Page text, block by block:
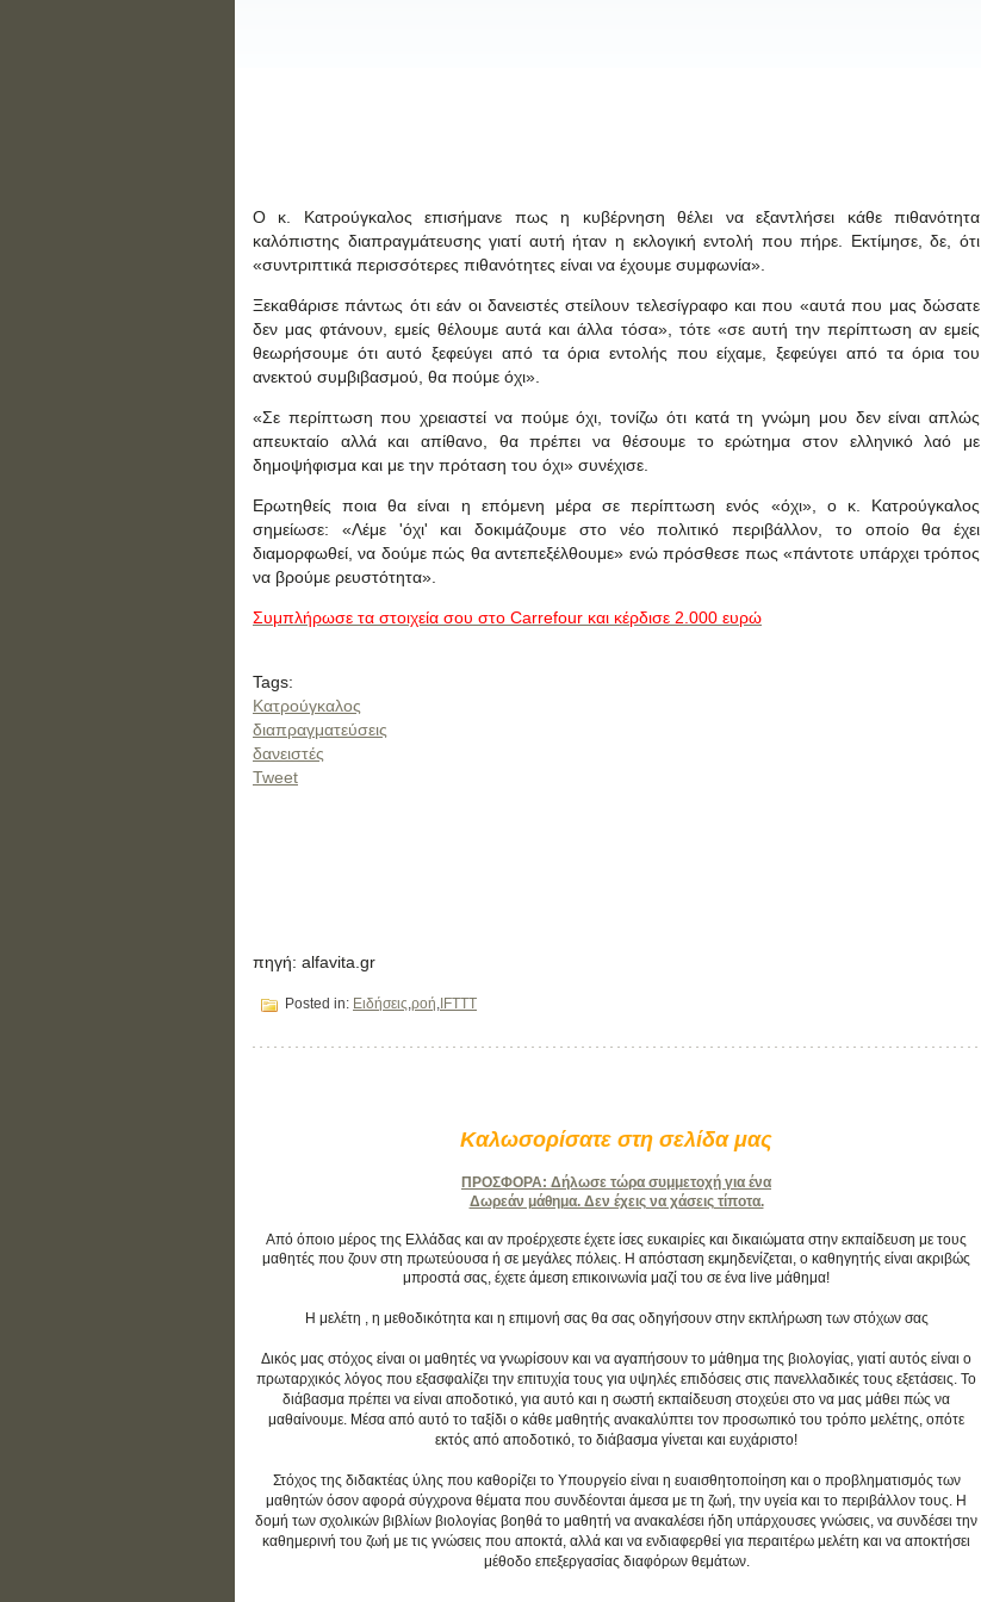
Ο κ. Κατρούγκαλος επισήμανε πως η κυβέρνηση θέλει να εξαντλήσει κάθε πιθανότητα
καλόπιστης διαπραγμάτευσης γιατί αυτή ήταν η εκλογική εντολή που πήρε. Εκτίμησε, δε, ότι
«συντριπτικά περισσότερες πιθανότητες είναι να έχουμε συμφωνία».
Ξεκαθάρισε πάντως ότι εάν οι δανειστές στείλουν τελεσίγραφο και που «αυτά που μας δώσατε
δεν μας φτάνουν, εμείς θέλουμε αυτά και άλλα τόσα», τότε «σε αυτή την περίπτωση αν εμείς
θεωρήσουμε ότι αυτό ξεφεύγει από τα όρια εντολής που είχαμε, ξεφεύγει από τα όρια του
ανεκτού συμβιβασμού, θα πούμε όχι».
«Σε περίπτωση που χρειαστεί να πούμε όχι, τονίζω ότι κατά τη γνώμη μου δεν είναι απλώς
απευκταίο αλλά και απίθανο, θα πρέπει να θέσουμε το ερώτημα στον ελληνικό λαό με
δημοψήφισμα και με την πρόταση του όχι» συνέχισε.
Ερωτηθείς ποια θα είναι η επόμενη μέρα σε περίπτωση ενός «όχι», ο κ. Κατρούγκαλος
σημείωσε: «Λέμε 'όχι' και δοκιμάζουμε στο νέο πολιτικό περιβάλλον, το οποίο θα έχει
διαμορφωθεί, να δούμε πώς θα αντεπεξέλθουμε» ενώ πρόσθεσε πως «πάντοτε υπάρχει τρόπος
να βρούμε ρευστότητα».
Συμπλήρωσε τα στοιχεία σου στο Carrefour και κέρδισε 2.000 ευρώ
Tags:
Κατρούγκαλος
διαπραγματεύσεις
δανειστές
Tweet
πηγή: alfavita.gr
Posted in: Ειδήσεις,ροή, IFTTT
Καλωσορίσατε στη σελίδα μας
ΠΡΟΣΦΟΡΑ: Δήλωσε τώρα συμμετοχή για ένα
Δωρεάν μάθημα. Δεν έχεις να χάσεις τίποτα.
Από όποιο μέρος της Ελλάδας και αν προέρχεστε έχετε ίσες ευκαιρίες και δικαιώματα στην εκπαίδευση με τους
μαθητές που ζουν στη πρωτεύουσα ή σε μεγάλες πόλεις. Η απόσταση εκμηδενίζεται, ο καθηγητής είναι ακριβώς
μπροστά σας, έχετε άμεση επικοινωνία μαζί του σε ένα live μάθημα!
Η μελέτη , η μεθοδικότητα και η επιμονή σας θα σας οδηγήσουν στην εκπλήρωση των στόχων σας
Δικός μας στόχος είναι οι μαθητές να γνωρίσουν και να αγαπήσουν το μάθημα της βιολογίας, γιατί αυτός είναι ο
πρωταρχικός λόγος που εξασφαλίζει την επιτυχία τους για υψηλές επιδόσεις στις πανελλαδικές τους εξετάσεις. Το
διάβασμα πρέπει να είναι αποδοτικό, για αυτό και η σωστή εκπαίδευση στοχεύει στο να μας μάθει πώς να
μαθαίνουμε. Μέσα από αυτό το ταξίδι ο κάθε μαθητής ανακαλύπτει τον προσωπικό του τρόπο μελέτης, οπότε
εκτός από αποδοτικό, το διάβασμα γίνεται και ευχάριστο!
Στόχος της διδακτέας ύλης που καθορίζει το Υπουργείο είναι η ευαισθητοποίηση και ο προβληματισμός των
μαθητών όσον αφορά σύγχρονα θέματα που συνδέονται άμεσα με τη ζωή, την υγεία και το περιβάλλον τους. Η
δομή των σχολικών βιβλίων βιολογίας βοηθά το μαθητή να ανακαλέσει ήδη υπάρχουσες γνώσεις, να συνδέσει την
καθημερινή του ζωή με τις γνώσεις που αποκτά, αλλά και να ενδιαφερθεί για περαιτέρω μελέτη και να αποκτήσει
μέθοδο επεξεργασίας διαφόρων θεμάτων.